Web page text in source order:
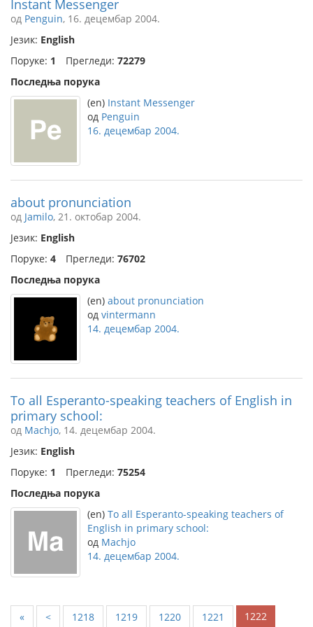
Instant Messenger
од Penguin, 16. децембар 2004.
Језик: English
Поруке: 1 Прегледи: 72279
Последња порука
(en) Instant Messenger
од Penguin
16. децембар 2004.
about pronunciation
од Jamilo, 21. октобар 2004.
Језик: English
Поруке: 4 Прегледи: 76702
Последња порука
(en) about pronunciation
од vintermann
14. децембар 2004.
To all Esperanto-speaking teachers of English in
primary school:
од Machjo, 14. децембар 2004.
Језик: English
Поруке: 1 Прегледи: 75254
Последња порука
(en) To all Esperanto-speaking teachers of
English in primary school:
од Machjo
14. децембар 2004.
« < 1218 1219 1220 1221 1222